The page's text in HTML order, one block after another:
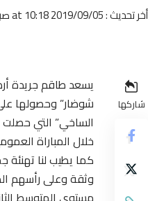
أخر تحديث : 2019/09/05 at 10:18 صباحًا
شاركها
يسعد طاقم جريدة
شوضار” وحصولها
الساخي” التي حصلت
خلال المباراة
كما يطيب لنا تهنئة
وثقة وعلى رأسهم